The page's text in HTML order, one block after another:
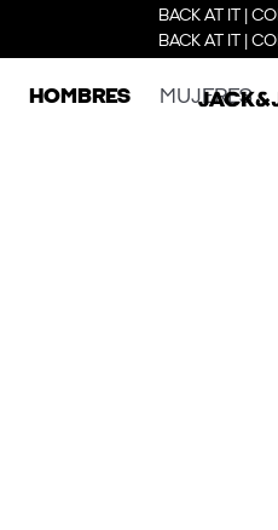
BACK AT IT |
BACK AT IT |
HOMBRES MUJERES